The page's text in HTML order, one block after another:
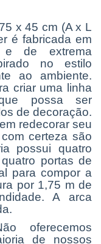
x 45 cm (A x L
é fabricada em
e de extrema
no estilo
ao ambiente.
criar uma linha
possa ser
de decoração.
redecorar seu
certeza são
possui quatro
portas de
para compor a
por 1,75 m de
A arca
oferecemos
de nossos